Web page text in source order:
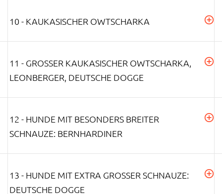
10 - KAUKASISCHER OWTSCHARKA
11 - GROSSER KAUKASISCHER OWTSCHARKA, L
EONBERGER, DEUTSCHE DOGGE
12 - HUNDE MIT BESONDERS BREITER
SCHNAUZE: BERNHARDINER
13 - HUNDE MIT EXTRA GROSSER SCHNAUZE: D
EUTSCHE DOGGE